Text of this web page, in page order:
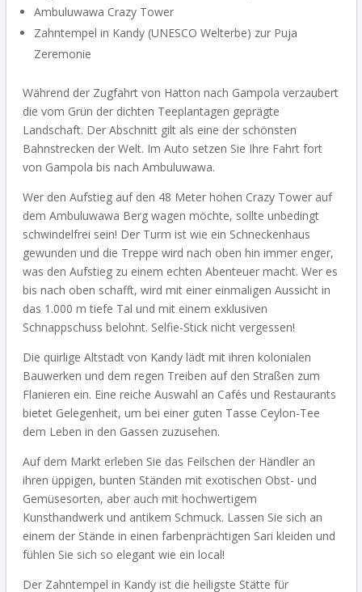
Ambuluwawa Crazy Tower
Zahntempel in Kandy (UNESCO Welterbe) zur Puja
Zeremonie
Während der Zugfahrt von Hatton nach Gampola verzaubert
die vom Grün der dichten Teeplantagen geprägte
Landschaft. Der Abschnitt gilt als eine der schönsten
Bahnstrecken der Welt. Im Auto setzen Sie Ihre Fahrt fort
von Gampola bis nach Ambuluwawa.
Wer den Aufstieg auf den 48 Meter hohen Crazy Tower auf
dem Ambuluwawa Berg wagen möchte, sollte unbedingt
schwindelfrei sein! Der Turm ist wie ein Schneckenhaus
gewunden und die Treppe wird nach oben hin immer enger,
was den Aufstieg zu einem echten Abenteuer macht. Wer es
bis nach oben schafft, wird mit einer einmaligen Aussicht in
das 1.000 m tiefe Tal und mit einem exklusiven
Schnappschuss belohnt. Selfie-Stick nicht vergessen!
Die quirlige Altstadt von Kandy lädt mit ihren kolonialen
Bauwerken und dem regen Treiben auf den Straßen zum
Flanieren ein. Eine reiche Auswahl an Cafés und Restaurants
bietet Gelegenheit, um bei einer guten Tasse Ceylon-Tee
dem Leben in den Gassen zuzusehen.
Auf dem Markt erleben Sie das Feilschen der Händler an
ihren üppigen, bunten Ständen mit exotischen Obst- und
Gemüsesorten, aber auch mit hochwertigem
Kunsthandwerk und antikem Schmuck. Lassen Sie sich an
einem der Stände in einen farbenprächtigen Sari kleiden und
fühlen Sie sich so elegant wie ein local!
Der Zahntempel in Kandy ist die heiligste Stätte für